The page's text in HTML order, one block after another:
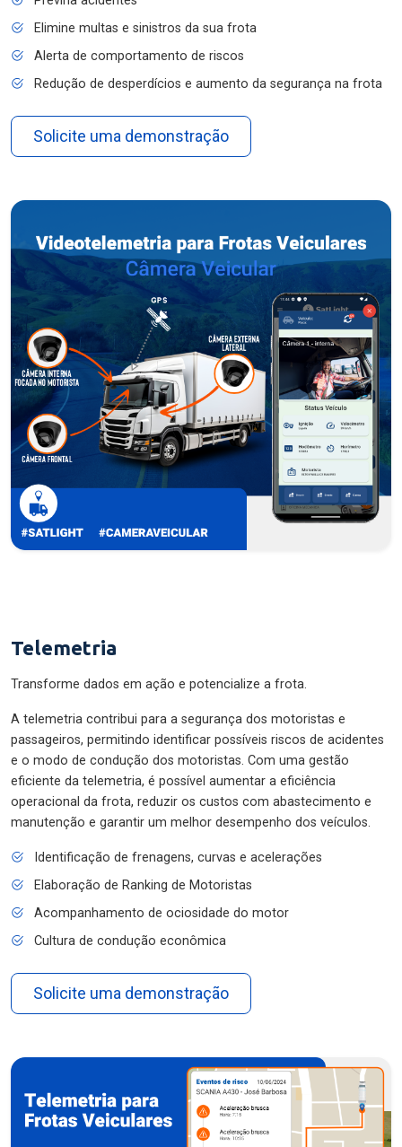
Elimine multas e sinistros da sua frota
Alerta de comportamento de riscos
Redução de desperdícios e aumento da segurança na frota
Solicite uma demonstração
Telemetria
Transforme dados em ação e potencialize a frota.
A telemetria contribui para a segurança dos motoristas e
passageiros, permitindo identificar possíveis riscos de acidentes
e o modo de condução dos motoristas. Com uma gestão
eficiente da telemetria, é possível aumentar a eficiência
operacional da frota, reduzir os custos com abastecimento e
manutenção e garantir um melhor desempenho dos veículos.
Identificação de frenagens, curvas e acelerações
Elaboração de Ranking de Motoristas
Acompanhamento de ociosidade do motor
Cultura de condução econômica
Solicite uma demonstração